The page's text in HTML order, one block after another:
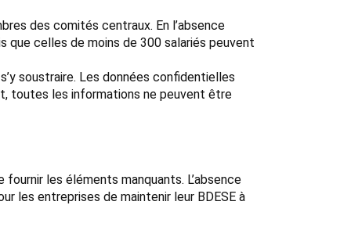
des comités centraux. En l’absence
que celles de moins de 300 salariés peuvent
soustraire. Les données confidentielles
toutes les informations ne peuvent être
fournir les éléments manquants. L’absence
les entreprises de maintenir leur BDESE à